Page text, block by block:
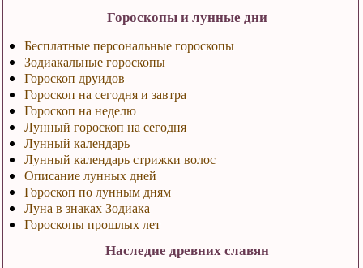
Гороскопы и лунные дни
Бесплатные персональные гороскопы
Зодиакальные гороскопы
Гороскоп друидов
Гороскоп на сегодня и завтра
Гороскоп на неделю
Лунный гороскоп на сегодня
Лунный календарь
Лунный календарь стрижки волос
Описание лунных дней
Гороскоп по лунным дням
Луна в знаках Зодиака
Гороскопы прошлых лет
Наследие древних славян